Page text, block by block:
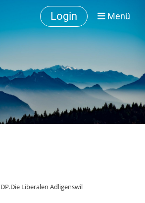
Login Menü
Liberalen Adligenswil